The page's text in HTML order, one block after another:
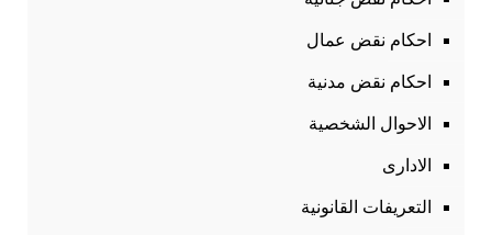
احكام نقض عمال
احكام نقض مدنية
الاحوال الشخصية
الادارى
التعريفات القانونية